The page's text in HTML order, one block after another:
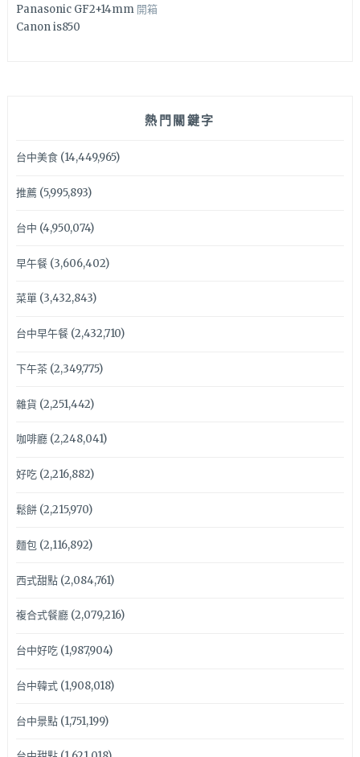
Panasonic GF2+14mm 開箱
Canon is850
熱門關鍵字
台中美食(14,449,965)
推薦(5,995,893)
台中 (4,950,074)
早午餐(3,606,402)
菜單(3,432,843)
台中早午餐(2,432,710)
下午茶(2,349,775)
雜貨 (2,251,442)
咖啡廳(2,248,041)
好吃(2,216,882)
鬆餅(2,215,970)
麵包(2,116,892)
西式甜點(2,084,761)
複合式餐廳(2,079,216)
台中好吃(1,987,904)
台中韓式(1,908,018)
台中景點(1,751,199)